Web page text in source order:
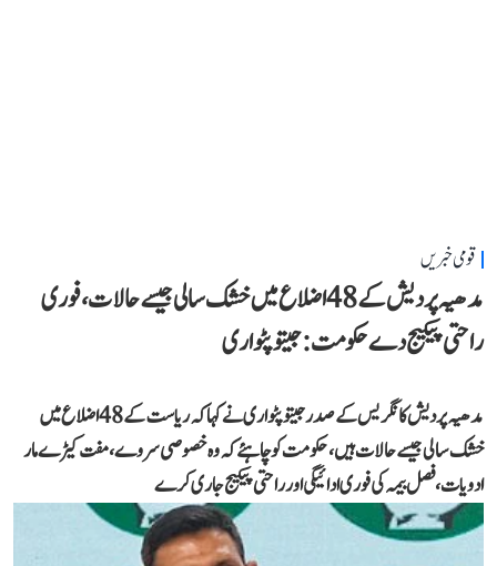
قومی خبریں
مدھیہ پردیش کے 48 اضلاع میں خشک سالی جیسے حالات، فوری
راحتی پیکیج دے حکومت: جیتو پٹواری
مدھیہ پردیش کانگریس کے صدر جیتو پٹواری نے کہا کہ ریاست کے 48 اضلاع میں
خشک سالی جیسے حالات ہیں، حکومت کو چاہئے کہ وہ خصوصی سروے، مفت کیڑے مار
ادویات، فصل بیمہ کی فوری ادائیگی اور راحتی پیکیج جاری کرے